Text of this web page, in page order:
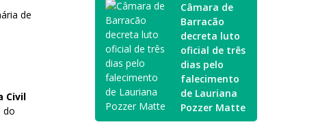
de
Civil
do
Câmara de
Barracão
decreta luto
oficial de três
dias pelo
falecimento
de Lauriana
Pozzer Matte